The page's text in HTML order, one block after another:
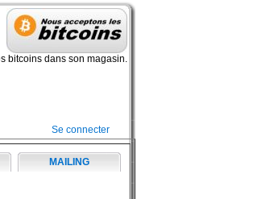
bitcoins dans son magasin.
Se connecter
MAILING